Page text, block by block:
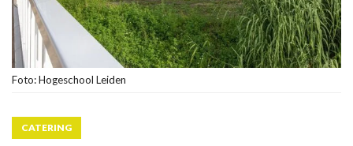
Foto: Hogeschool Leiden
CATERING